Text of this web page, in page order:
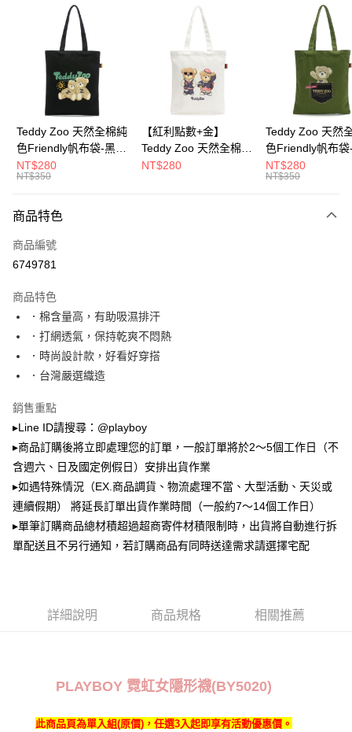
超商取貨付款
Apple Pay
街口支付
大哥付你分期
相關說明
2.付款方式選擇「大哥付你分期」，訂單成立後會自動跳轉到大哥付的交易
成交易。
3.實際核准額度、可分期數及費用金額請依後續交易確認頁面所載為準。
消。如遇「轉專審核」未通過狀況，表示未達大哥付你分期系統評分，恕無
法說明評估內容。
【繳款方式說明】
1.分期款項不併入電信帳單，「大哥付你分期」於每月結算日後寄送繳費提
2.透過簡訊連結打開帳單後，可選擇「超商條碼／台灣大直營門市／銀行轉
帳／街口支付／iPASS MONEY」等通路繳費。
【注意事項】
1.本服務係由「台灣大哥大股份有限公司」（以下簡稱本公司）所提供，讓
用戶於交易時，得透過本服務購買商品或服務，並由商店將買賣／分期付款
買賣價金債權讓與本公司後，依約使用本公司帳單繳交帳款。
2.基於同意付款使用「大哥付你分期」之契約關係目的，商店將以您的個人
資料（包含姓名、電話或地址）提供予台灣大哥大進項蒐集、處理及利用，
由本公司與您本人進行分期帳單所需資料之確認、核對及更正。
3.完整用戶服務條款，請詳閱以下連結：https://oppay.tw/userRule
運送方式
全家取貨付款
付款後全家取貨
每筆NT$100，滿NT$700(含以上)免運費
付款後萊爾富取貨
7-11取貨付款
每筆NT$100，滿NT$900(含以上)免運費
付款後7-11取貨
每筆NT$100，滿NT$700(含以上)免運費
Teddy Zoo 天然全棉純
色Friendly帆布袋-黑色
(TZB107)
NT$280
NT$350
【紅利點數+金】
Teddy Zoo 天然全棉純
色Friendly帆布袋-白色
NT$280
Teddy Zoo 天然
色Friendly帆布袋
色(TZB107)
NT$280
NT$350
商品特色
商品編號
6749781
商品特色
．棉含量高，有助吸濕排汗
．打網透氣，保持乾爽不悶熱
．時尚設計款，好看好穿搭
．台灣嚴選織造
銷售重點
▸Line ID請搜尋：@playboy
▸商品訂購後將立即處理您的訂單，一般訂單將於2～5個工作日（不
含週六、日及國定例假日）安排出貨作業
▸如遇特殊情況（EX.商品調貨、物流處理不當、大型活動、天災或
連續假期） 將延長訂單出貨作業時間（一般約7～14個工作日）
▸單筆訂購商品總材積超過超商寄件材積限制時，出貨將自動進行拆
單配送且不另行通知，若訂購商品有同時送達需求請選擇宅配
詳細說明 商品規格 相關推薦
PLAYBOY 霓虹女隱形襪(BY5020)
此商品頁為單入組(原價)，任選3入起即享有活動優惠價。